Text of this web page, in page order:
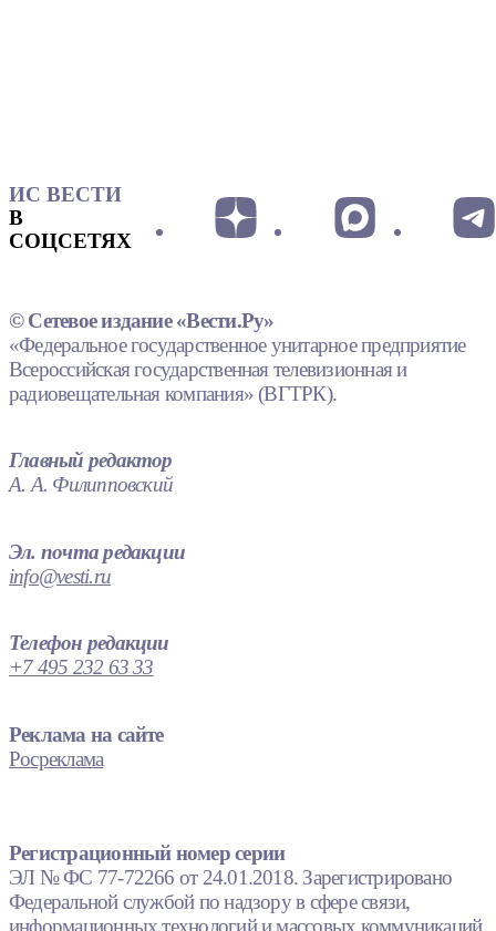
ИС ВЕСТИ
В
СОЦСЕТЯХ
© Сетевое издание «Вести.Ру»
«Федеральное государственное унитарное предприятие
Всероссийская государственная телевизионная и
радиовещательная компания» (ВГТРК).
Главный редактор
А. А. Филипповский
Эл. почта редакции
info@vesti.ru
Телефон редакции
+7 495 232 63 33
Реклама на сайте
Росреклама
Регистрационный номер серии
ЭЛ № ФС 77-72266 от 24.01.2018. Зарегистрировано
Федеральной службой по надзору в сфере связи,